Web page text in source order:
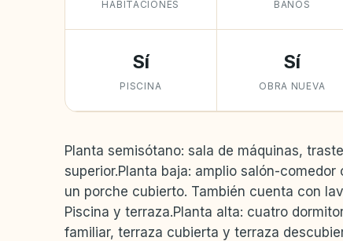
HABITACIONES BAÑOS
Sí
PISCINA
Sí
OBRA NUEVA
Planta semisótano: sala de máquinas,
superior.Planta baja: amplio salón-
un porche cubierto. También cuenta con
Piscina y terraza.Planta alta: cuatro
familiar, terraza cubierta y terraza